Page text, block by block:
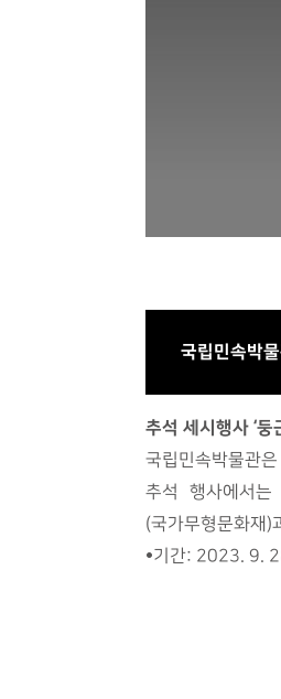
국립민속박
추석 세시행사 ‘둥
국립민속박물관
추석 행사에서
(국가무형문화재)
•기간: 2023. 9.